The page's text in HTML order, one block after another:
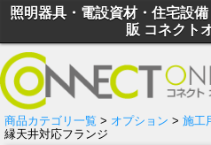
照明器具・電設資材・住宅設
販 コネクト
商品カテゴリ一覧 > オプション > 施工
縁天井対応フランジ